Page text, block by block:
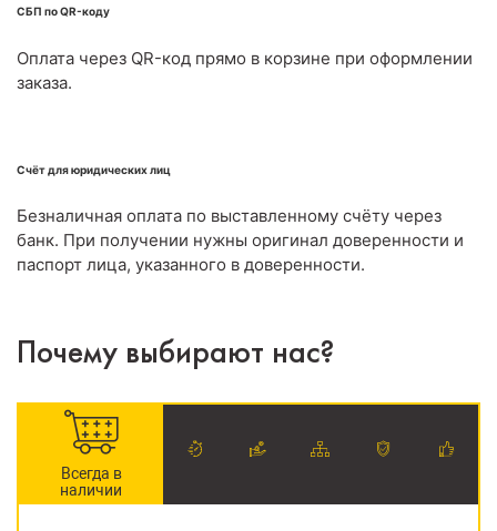
СБП по QR-коду
Оплата через QR-код прямо в корзине при оформлении
заказа.
Счёт для юридических лиц
Безналичная оплата по выставленному счёту через
банк. При получении нужны оригинал доверенности и
паспорт лица, указанного в доверенности.
Почему выбирают нас?
Всегда в
наличии